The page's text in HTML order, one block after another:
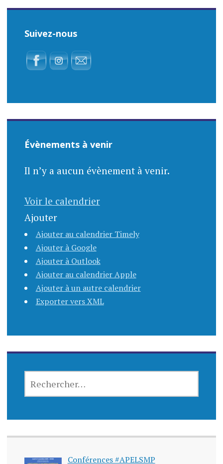
Suivez-nous
Évènements à venir
Il n’y a aucun évènement à venir.
Voir le calendrier
Ajouter
Ajouter au calendrier Timely
Ajouter à Google
Ajouter à Outlook
Ajouter au calendrier Apple
Ajouter à un autre calendrier
Exporter vers XML
Conférences #APELSMP